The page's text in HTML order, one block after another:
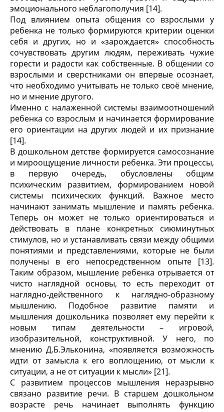
эмоционального неблагополучия [14].
Под влиянием опыта общения со взрослыми у
ребенка не только формируются критерии оценки
себя и других, но и «зарождается» способность
сочувствовать другим людям, переживать чужие
горести и радости как собственные. В общении со
взрослыми и сверстниками он впервые осознает,
что необходимо учитывать не только своё мнение,
но и мнение другого.
Именно с налаженной системы взаимоотношений
ребенка со взрослым и начинается формирование
его ориентации на других людей и их признание
[14].
В дошкольном детстве формируется самосознание
и мироощущение личности ребенка. Эти процессы,
в первую очередь, обусловлены общим
психическим развитием, формированием новой
системы психических функций. Важное место
начинают занимать мышление и память ребенка.
Теперь он может не только ориентироваться и
действовать в плане конкретных сиюминутных
стимулов, но и устанавливать связи между общими
понятиями и представлениями, которые не были
получены в его непосредственном опыте [13].
Таким образом, мышление ребенка отрывается от
чисто наглядной основы, то есть переходит от
наглядно-действенного к наглядно-образному
мышлению. Подобное развитие памяти и
мышления дошкольника позволяет ему перейти к
новым типам деятельности – игровой,
изобразительной, конструктивной. У него, по
мнению Д.Б.Эльконина, «появляется возможность
идти от замысла к его воплощению, от мысли к
ситуации, а не от ситуации к мысли» [21].
С развитием процессов мышления неразрывно
связано развитие речи. В старшем дошкольном
возрасте речь начинает выполнять функцию